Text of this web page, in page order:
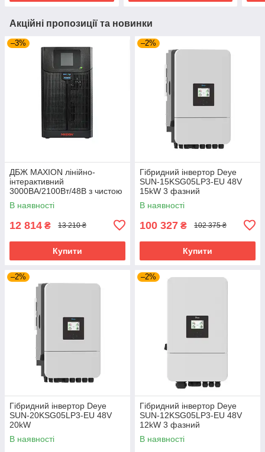
Акційні пропозиції та новинки
–3%
ДБЖ MAXION лінійно-
інтерактивний
3000ВА/2100Вт/48В з чистою
синусоідою
В наявності
12 814 ₴ 13 210 ₴
Купити
–2%
Гібридний інвертор Deye
SUN-15KSG05LP3-EU 48V
15kW 3 фазний
В наявності
100 327 ₴ 102 375 ₴
Купити
–2%
Гібридний інвертор Deye
SUN-20KSG05LP3-EU 48V
20kW
В наявності
–2%
Гібридний інвертор Deye
SUN-12KSG05LP3-EU 48V
12kW 3 фазний
В наявності